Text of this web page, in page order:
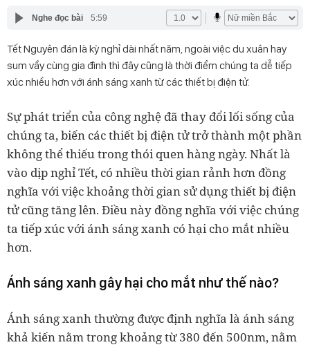
Nghe đọc bài 5:59
Tết Nguyên đán là kỳ nghỉ dài nhất năm, ngoài việc du xuân hay
sum vầy cùng gia đình thì đây cũng là thời điểm chúng ta dễ tiếp
xúc nhiều hơn với ánh sáng xanh từ các thiết bị điện tử.
Sự phát triển của công nghệ đã thay đổi lối sống của
chúng ta, biến các thiết bị điện tử trở thành một phần
không thể thiếu trong thói quen hàng ngày. Nhất là
vào dịp nghỉ Tết, có nhiều thời gian rảnh hơn đồng
nghĩa với việc khoảng thời gian sử dụng thiết bị điện
tử cũng tăng lên. Điều này đồng nghĩa với việc chúng
ta tiếp xúc với ánh sáng xanh có hại cho mắt nhiều
hơn.
Ánh sáng xanh gây hại cho mắt như thế nào?
Ánh sáng xanh thường được định nghĩa là ánh sáng
khả kiến ​​nằm trong khoảng từ 380 đến 500nm, nằm